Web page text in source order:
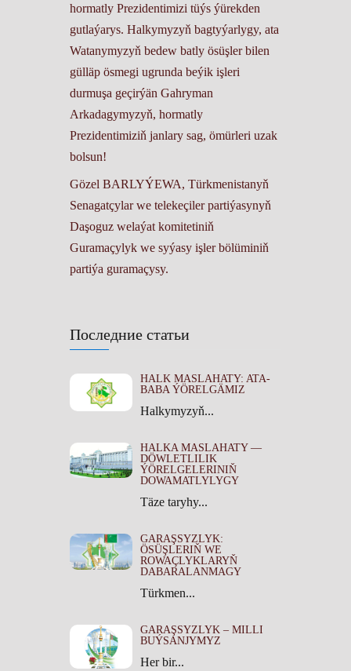
Последние статьи
HALK MASLAHATY: ATA-
BABA ÝÖRELGÄMIZ
Halkymyzyň...
HALKA MASLAHATY —
DÖWLETLILIK
ÝÖRELGELERINIŇ
DOWAMATLYLYGY
Täze taryhy...
GARAŞSYZLYK:
ÖSÜŞLERIŇ WE
ROWAÇLYKLARYŇ
DABARALANMAGY
Türkmen...
GARAŞSYZLYK – MILLI
BUÝSANJYMYZ
Her bir...
hormatly Prezidentimizi tüýs ýürekden
gutlaýarys. Halkymyzyň bagtyýarlygy, ata
Watanymyzyň bedew batly ösüşler bilen
gülläp ösmegi ugrunda beýik işleri
durmuşa geçirýän Gahryman
Arkadagymyzyň, hormatly
Prezidentimiziň janlary sag, ömürleri uzak
bolsun!
Gözel BARLYÝEWA, Türkmenistanyň
Senagatçylar we telekeçiler partiýasynyň
Daşoguz welaýat komitetiniň
Guramaçylyk we syýasy işler bölüminiň
partiýa guramaçysy.